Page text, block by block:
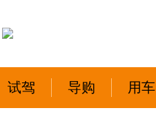
试驾 导购 用车